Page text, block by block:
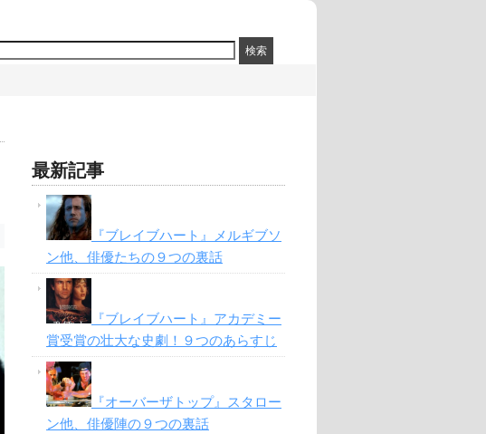
最新記事
『ブレイブハート』メルギブソ
ン他、俳優たちの９つの裏話
『ブレイブハート』アカデミー
賞受賞の壮大な史劇！９つのあらすじ
『オーバーザトップ』スタロー
ン他、俳優陣の９つの裏話